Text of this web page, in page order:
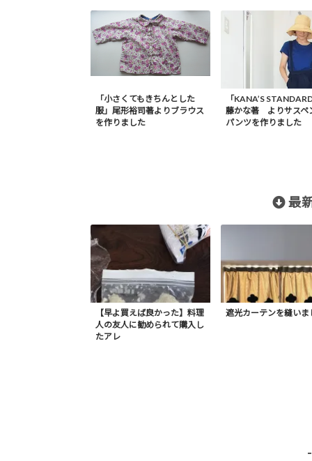
「小さくてもきちんとした
服」尾形裕司著よりブラウス
を作りました
「KANA’S
藤かな著 よりサスペ
パンツを作りました
最
【早よ買えば良かった】料理
人の友人に勧められて購入し
たアレ
遮光カーテンを縫いま